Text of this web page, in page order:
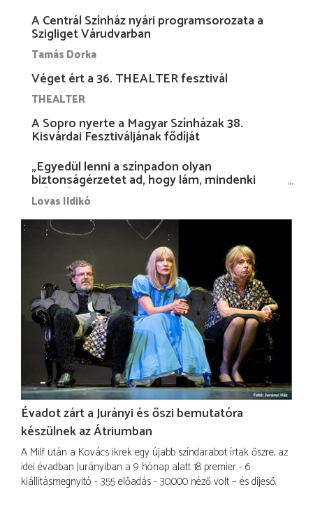
A Centrál Színház nyári programsorozata a
Szigliget Várudvarban
Tamás Dorka
Véget ért a 36. THEALTER fesztivál
THEALTER
A Sopro nyerte a Magyar Színházak 38.
Kisvárdai Fesztiváljának fődíját
„Egyedül lenni a színpadon olyan
biztonságérzetet ad, hogy lám, mindenki
más nélkül is megvagyok magammal…”
Lovas Ildikó
Évadot zárt a Jurányi és őszi bemutatóra
készülnek az Átriumban
A Milf után a Kovács ikrek egy újabb színdarabot írtak őszre, az
idei évadban Jurányiban a 9 hónap alatt 18 premier - 6
kiállításmegnyitó - 355 előadás - 30.000 néző volt – és díjeső.